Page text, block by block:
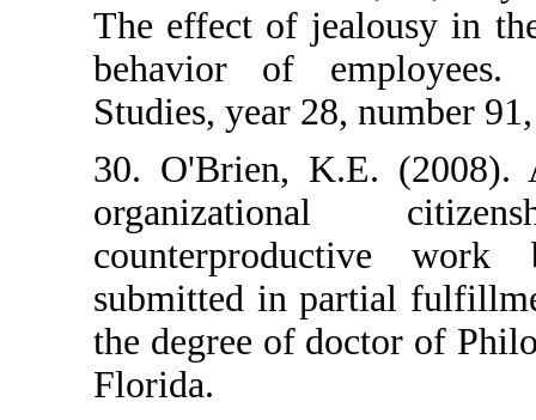
The effect of
behavior of
Studies, year
30. O'Brien,
submitted in
the degree of